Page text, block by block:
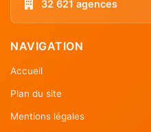
32 621 agences
NAVIGATION
Accueil
Plan du site
Mentions légales